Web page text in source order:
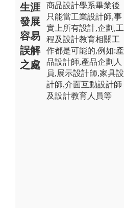
生涯
發展
容易
誤解
之處
商品設計學系畢業後
只能當工業設計師,事
實上所有設計,企劃,工
程及設計教育相關工
作都是可能的,例如:產
品設計師,產品企劃人
員,展示設計師,家具設
計師,介面互動設計師
及設計教育人員等